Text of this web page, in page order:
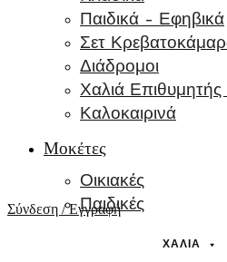
Σύνδεση / Εγγραφή
ΧΑΛΙΆ
Παιδικά – Εφηβικά
Σετ
Διάδρομοι
Χαλιά Επιθυμητής
Καλοκαιρινά
Μοκέτες
Οικιακές
Παιδικές